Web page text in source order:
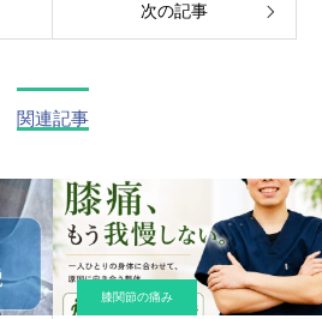
次の記事
関連記事
膝関節の痛み